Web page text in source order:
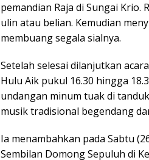
pemandian Raja di Sungai
ulin atau belian. Kemudian
membuang segala sialnya.
Setelah selesai dilanjutkan
Hulu Aik pukul 16.30 hingga
undangan minum tuak di
musik tradisional begendang
Ia menambahkan pada Sabtu
Sembilan Domong Sepuluh di